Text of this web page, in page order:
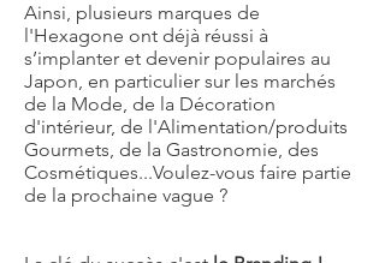
Ainsi, plusieurs marques de
l'Hexagone ont déjà réussi à
s’implanter et devenir populaires au
Japon, en particulier sur les marchés
de la Mode, de la Décoration
d'intérieur, de l'Alimentation/produits
Gourmets, de la Gastronomie, des
Cosmétiques...Voulez-vous faire partie
de la prochaine vague ?